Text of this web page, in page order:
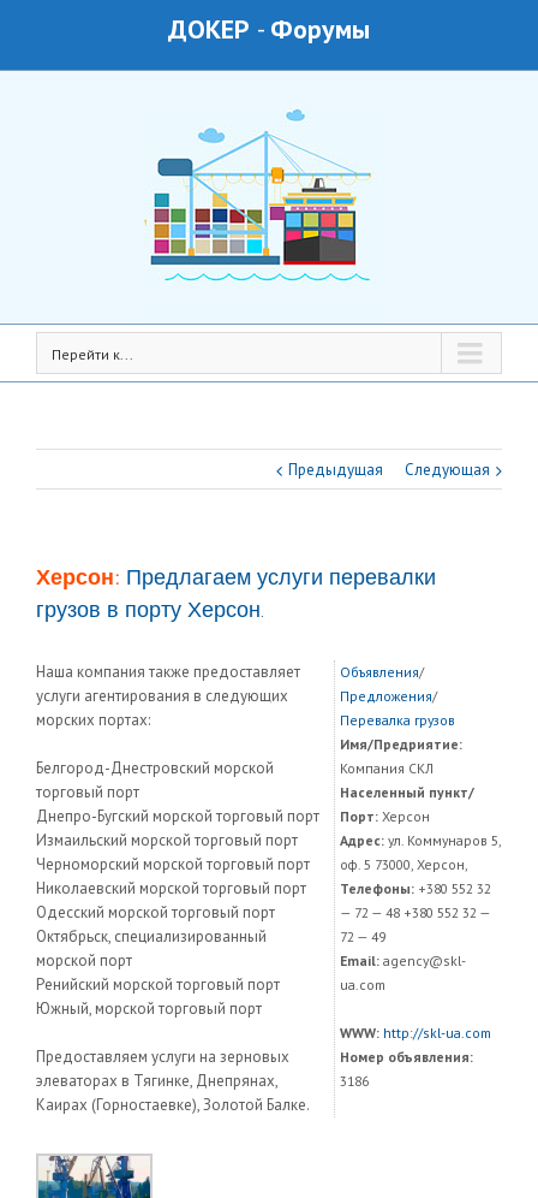
ДОКЕР - Форумы
Перейти к...
Предыдущая Следующая
Херсон: Предлагаем услуги перевалки
грузов в порту Херсон.
Наша компания также предоставляет
услуги агентирования в следующих
морских портах:
Белгород-Днестровский морской
торговый порт
Днепро-Бугский морской торговый порт
Измаильский морской торговый порт
Черноморский морской торговый порт
Николаевский морской торговый порт
Одесский морской торговый порт
Октябрьск, специализированный
морской порт
Ренийский морской торговый порт
Южный, морской торговый порт
Предоставляем услуги на зерновых
элеваторах в Тягинке, Днепрянах,
Каирах (Горностаевке), Золотой Балке.
Объявления/
Предложения/
Перевалка грузов
Имя/Предриятие:
Компания СКЛ
Населенный пункт/
Порт:Херсон
Адрес:ул. Коммунаров 5,
оф. 5 73000, Херсон,
Телефоны:+380 552 32
— 72 — 48 +380 552 32 —
72 — 49
Email:agency@skl-
ua.com
WWW: http://skl-ua.com
Номер объявления:
3186